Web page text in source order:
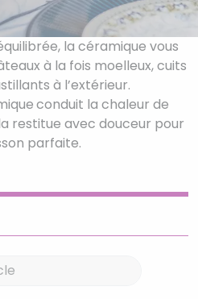
la céramique vous
à la fois moelleux, cuits
à l’extérieur.
conduit la chaleur de
restitue avec douceur pour
parfaite.